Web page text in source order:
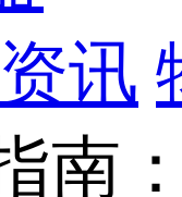
讯
南